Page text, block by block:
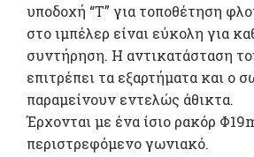
υποδοχή “Τ” για τοποθέτηση
στο ιμπέλερ είναι εύκολη για
συντήρηση. Η αντικατάσταση
επιτρέπει τα εξαρτήματα και ο
παραμείνουν εντελώς άθικτα.
Έρχονται με ένα ίσιο ρακόρ
περιστρεφόμενο γωνιακό.